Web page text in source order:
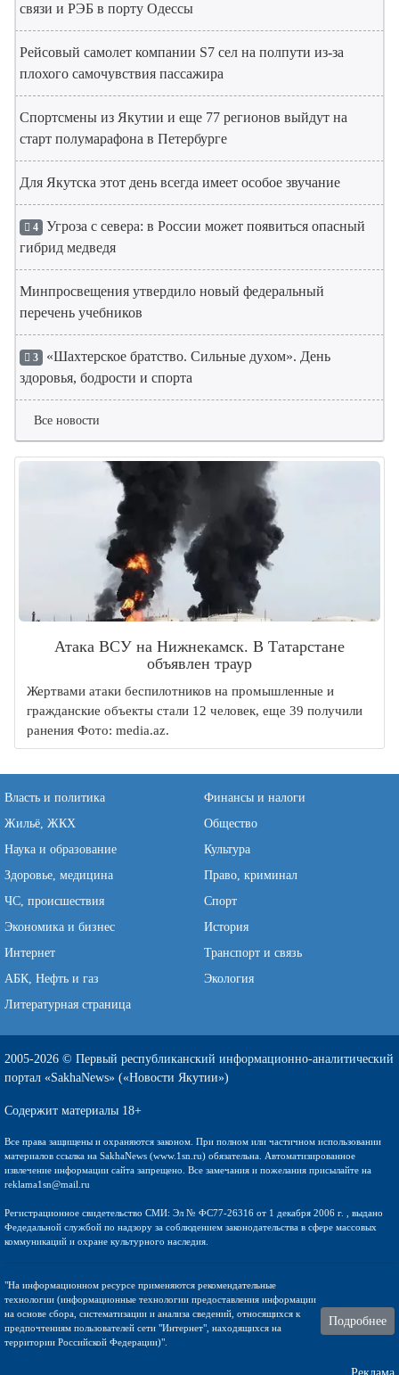
связи и РЭБ в порту Одессы
Рейсовый самолет компании S7 сел на полпути из-за
плохого самочувствия пассажира
Спортсмены из Якутии и еще 77 регионов выйдут на
старт полумарафона в Петербурге
Для Якутска этот день всегда имеет особое звучание
4 Угроза с севера: в России может появиться опасный
гибрид медведя
Минпросвещения утвердило новый федеральный
перечень учебников
3 «Шахтерское братство. Сильные духом». День
здоровья, бодрости и спорта
Все новости
Атака ВСУ на Нижнекамск. В Татарстане
объявлен траур
Жертвами атаки беспилотников на промышленные и
гражданские объекты стали 12 человек, еще 39 получили
ранения Фото: media.az.
Власть и политика
Финансы и налоги
Жильё, ЖКХ
Общество
Наука и образование
Культура
Здоровье, медицина
Право, криминал
ЧС, происшествия
Спорт
Экономика и бизнес
История
Интернет
Транспорт и связь
АБК, Нефть и газ
Экология
Литературная страница
2005-2026 © Первый республиканский информационно-аналитический
портал «SakhaNews» («Новости Якутии»)
Содержит материалы 18+
Все права защищены и охраняются законом. При полном или частичном использовании
материалов ссылка на SakhaNews (www.1sn.ru) обязательна. Автоматизированное
извлечение информации сайта запрещено. Все замечания и пожелания присылайте на
reklama1sn@mail.ru
Регистрационное свидетельство СМИ: Эл № ФС77-26316 от 1 декабря 2006 г. , выдано
Федедальной службой по надзору за соблюдением законодательства в сфере массовых
коммуникаций и охране культурного наследия.
"На информационном ресурсе применяются рекомендательные
технологии (информационные технологии предоставления информации
на основе сбора, систематизации и анализа сведений, относящихся к
предпочтениям пользователей сети "Интернет", находящихся на
территории Российской Федерации)".
Подробнее